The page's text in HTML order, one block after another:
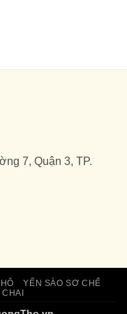
7, Quận 3, TP.
YẾN SÀO SƠ CHẾ